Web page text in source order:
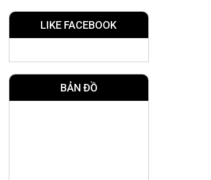
LIKE FACEBOOK
BẢN ĐỒ